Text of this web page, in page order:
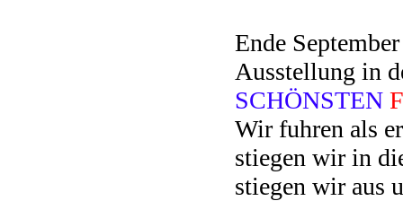
Ende
Ausstellung in
SCHÖNSTEN
Wir fuhren als
stiegen wir in
stiegen wir aus